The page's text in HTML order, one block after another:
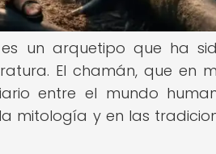
un arquetipo que ha
El chamán, que en
entre el mundo
mitología y en las